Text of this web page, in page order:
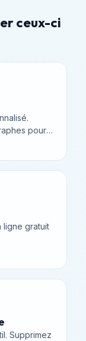
ceux-ci
pour
ligne gratuit
Supprimez